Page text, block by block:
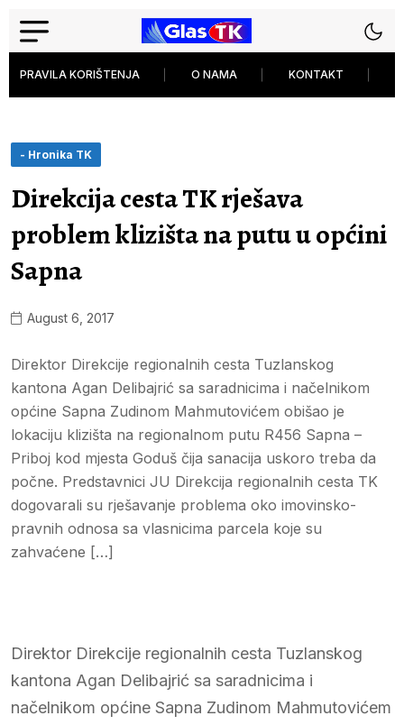
PRAVILA KORIŠTENJA O NAMA KONTAKT
- Hronika TK
Direkcija cesta TK rješava
problem klizišta na putu u općini
Sapna
August 6, 2017
Direktor Direkcije regionalnih cesta Tuzlanskog
kantona Agan Delibajrić sa saradnicima i načelnikom
općine Sapna Zudinom Mahmutovićem obišao je
lokaciju klizišta na regionalnom putu R456 Sapna –
Priboj kod mjesta Goduš čija sanacija uskoro treba da
počne. Predstavnici JU Direkcija regionalnih cesta TK
dogovarali su rješavanje problema oko imovinsko-
pravnih odnosa sa vlasnicima parcela koje su
zahvaćene […]
Direktor Direkcije regionalnih cesta Tuzlanskog
kantona Agan Delibajrić sa saradnicima i
načelnikom općine Sapna Zudinom Mahmutovićem